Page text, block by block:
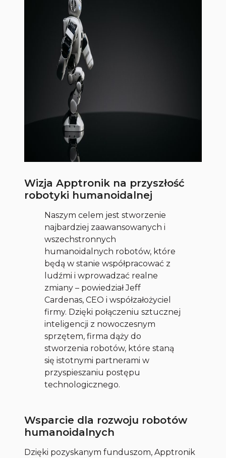
Wizja Apptronik na przyszłość
robotyki humanoidalnej
Naszym celem jest stworzenie
najbardziej zaawansowanych i
wszechstronnych
humanoidalnych robotów, które
będą w stanie współpracować z
ludźmi i wprowadzać realne
zmiany – powiedział Jeff
Cardenas, CEO i współzałożyciel
firmy. Dzięki połączeniu sztucznej
inteligencji z nowoczesnym
sprzętem, firma dąży do
stworzenia robotów, które staną
się istotnymi partnerami w
przyspieszaniu postępu
technologicznego.
Wsparcie dla rozwoju robotów
humanoidalnych
Dzięki pozyskanym funduszom, Apptronik